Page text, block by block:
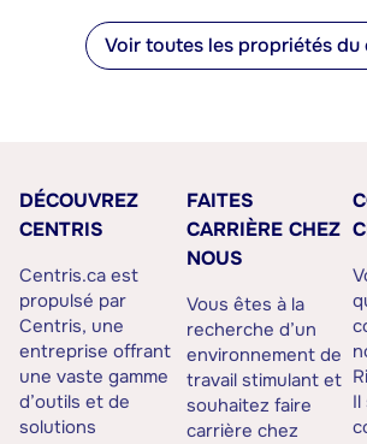
Voir toutes les propriétés du
DÉCOUVREZ
CENTRIS
Centris.ca est
propulsé par
Centris, une
entreprise offrant
une vaste gamme
d’outils et de
solutions
FAITES
CARRIÈRE CHEZ
NOUS
Vous êtes à la
recherche d’un
environnement de
travail stimulant et
souhaitez faire
carrière chez
Il